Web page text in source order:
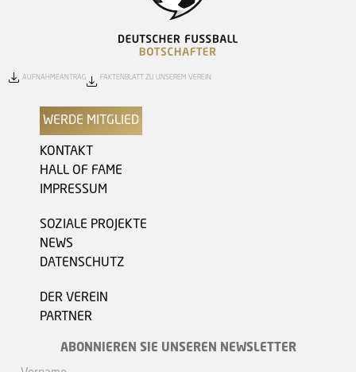
AUFNAHMEANTRAG FAKTENBLATT ZU UNSEREM VEREIN
WERDE MITGLIED
KONTAKT
HALL OF FAME
IMPRESSUM
SOZIALE PROJEKTE
NEWS
DATENSCHUTZ
DER VEREIN
PARTNER
ABONNIEREN SIE UNSEREN NEWSLETTER